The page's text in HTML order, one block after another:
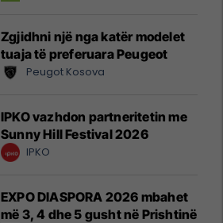
Zgjidhni një nga katër modelet
tuaja të preferuara Peugeot
Peugot Kosova
IPKO vazhdon partneritetin me
Sunny Hill Festival 2026
IPKO
EXPO DIASPORA 2026 mbahet
më 3, 4 dhe 5 gusht në Prishtinë